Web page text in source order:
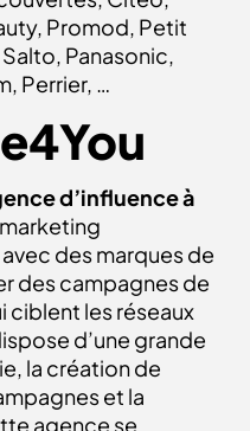
Promod, Petit
Panasonic,
Perrier, …
d’influence à
des marques de
des campagnes de
ciblent les réseaux
d’une grande
la création de
et la
agence se